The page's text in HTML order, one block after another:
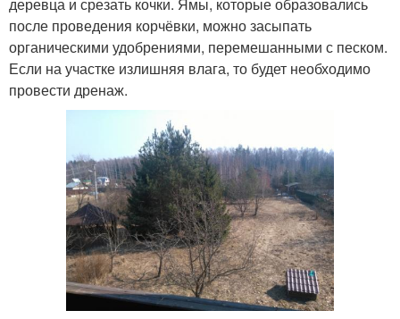
после проведения корчёвки, можно засыпать
органическими удобрениями, перемешанными с песком.
Если на участке излишняя влага, то будет необходимо
провести дренаж.